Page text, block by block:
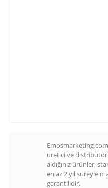
üretici ve distribütör
aldığınız ürünler,
en az 2 yıl süreyle
garantilidir.